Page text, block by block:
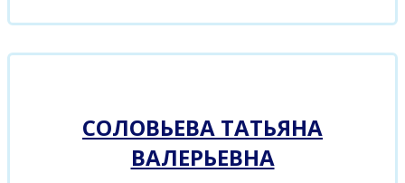
СОЛОВЬЕВА ТАТЬЯНА
ВАЛЕРЬЕВНА